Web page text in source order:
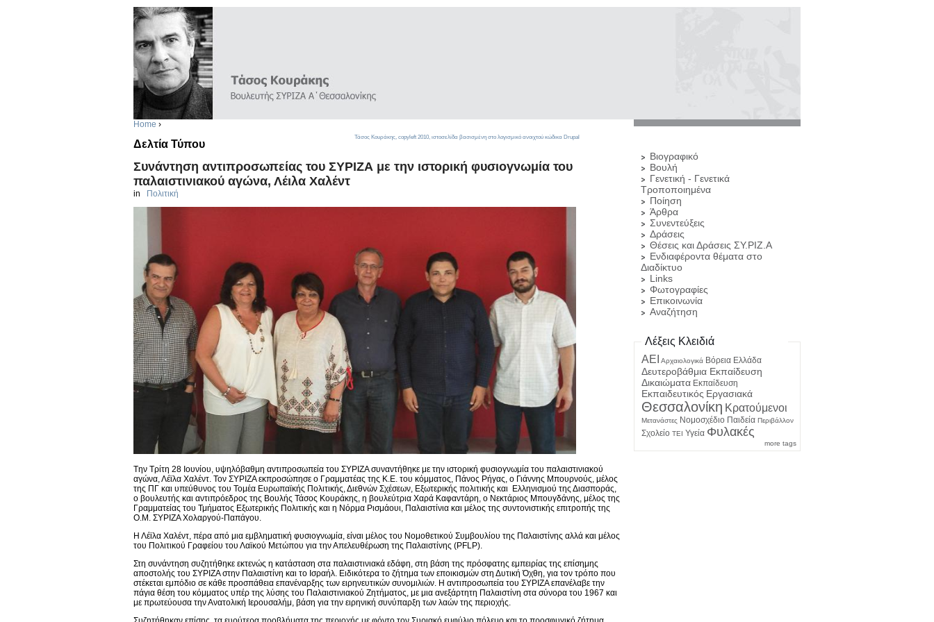
Home ›
Δελτία Τύπου
Συνάντηση αντιπροσωπείας του ΣΥΡΙΖΑ με την ιστορική φυσιογνωμία του
παλαιστινιακού αγώνα, Λέιλα Χαλέντ
in Πολιτική
Tην Τρίτη 28 Ιουνίου, υψηλόβαθμη αντιπροσωπεία του ΣΥΡΙΖΑ συναντήθηκε με την ιστορική φυσιογνωμία του παλαιστινιακού
αγώνα, Λέϊλα Χαλέντ. Τον ΣΥΡΙΖΑ εκπροσώπησε ο Γραμματέας της Κ.Ε. του κόμματος, Πάνος Ρήγας, ο Γιάννης Μπουρνούς, μέλος
της ΠΓ και υπεύθυνος του Τομέα Ευρωπαϊκής Πολιτικής, Διεθνών Σχέσεων, Εξωτερικής πολιτικής και Ελληνισμού της Διασποράς,
ο βουλευτής και αντιπρόεδρος της Βουλής Τάσος Κουράκης, η βουλεύτρια Χαρά Καφαντάρη, ο Νεκτάριος Μπουγδάνης, μέλος της
Γραμματείας του Τμήματος Εξωτερικής Πολιτικής και η Νόρμα Ρισμάουι, Παλαιστίνια και μέλος της συντονιστικής επιτροπής της
Ο.Μ. ΣΥΡΙΖΑ Χολαργού-Παπάγου.
Η Λέϊλα Χαλέντ, πέρα από μια εμβληματική φυσιογνωμία, είναι μέλος του Νομοθετικού Συμβουλίου της Παλαιστίνης αλλά και μέλος
του Πολιτικού Γραφείου του Λαϊκού Μετώπου για την Απελευθέρωση της Παλαιστίνης (PFLP).
Στη συνάντηση συζητήθηκε εκτενώς η κατάσταση στα παλαιστινιακά εδάφη, στη βάση της πρόσφατης εμπειρίας της επίσημης
αποστολής του ΣΥΡΙΖΑ στην Παλαιστίνη και το Ισραήλ. Ειδικότερα το ζήτημα των εποικισμών στη Δυτική Όχθη, για τον τρόπο που
στέκεται εμπόδιο σε κάθε προσπάθεια επανέναρξης των ειρηνευτικών συνομιλιών. Η αντιπροσωπεία του ΣΥΡΙΖΑ επανέλαβε την
πάγια θέση του κόμματος υπέρ της λύσης του Παλαιστινιακού Ζητήματος, με μια ανεξάρτητη Παλαιστίνη στα σύνορα του 1967 και
με πρωτεύουσα την Ανατολική Ιερουσαλήμ, βάση για την ειρηνική συνύπαρξη των λαών της περιοχής.
Βιογραφικό
Βουλή
Γενετική - Γενετικά
Τροποποιημένα
Ποίηση
Άρθρα
Συνεντεύξεις
Δράσεις
Θέσεις και Δράσεις ΣΥ.ΡΙΖ.Α
Ενδιαφέροντα θέματα στο
Διαδίκτυο
Links
Φωτογραφίες
Επικοινωνία
Αναζήτηση
Λέξεις Κλειδιά
ΑΕΙ
Αρχαιολογικά Βόρεια Ελλάδα
Δευτεροβάθμια Εκπαίδευση
Δικαιώματα Εκπαίδευση
Εκπαιδευτικός Εργασιακά
Θεσσαλονίκη Κρατούμενοι
Μετανάστες Νομοσχέδιο Παιδεία Περιβάλλον
Σχολείο ΤΕΙ Υγεία Φυλακές
more tags
Τάσος Κουράκης, copyleft 2010, ιστοσελίδα βασισμένη στο λογισμικό ανοιχτού κώδικα Drupal